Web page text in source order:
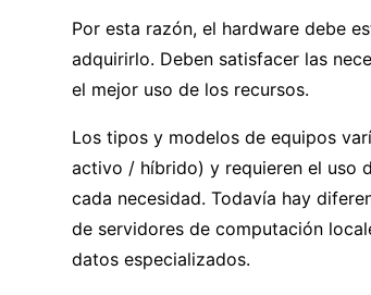
Por esta razón, el hardware debe
adquirirlo. Deben satisfacer las
el mejor uso de los recursos.
Los tipos y modelos de equipos
activo / híbrido) y requieren el uso
cada necesidad. Todavía hay
de servidores de computación
datos especializados.